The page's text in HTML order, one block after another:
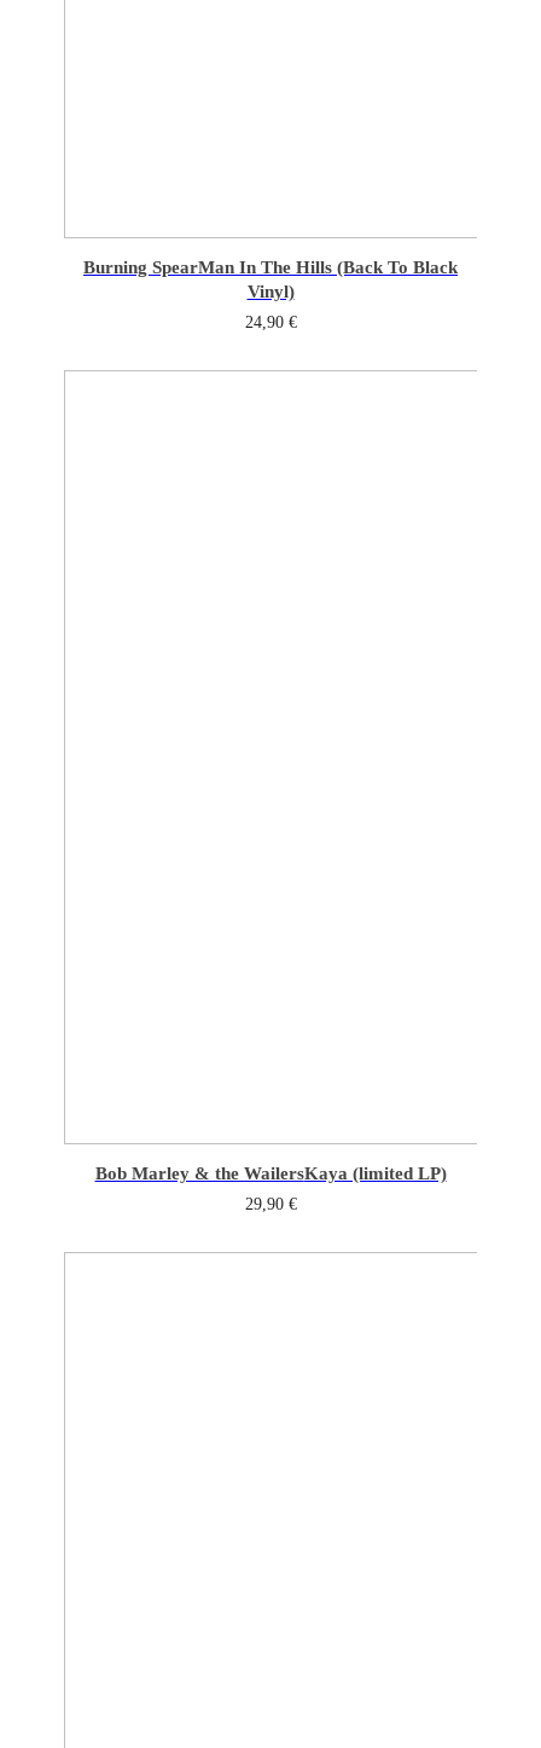
Burning SpearMan In The Hills (Back To Black
Vinyl)
24,90 €
Bob Marley & the WailersKaya (limited LP)
29,90 €